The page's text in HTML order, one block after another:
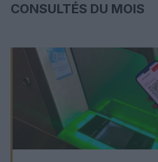
CONSULTÉS DU MOIS